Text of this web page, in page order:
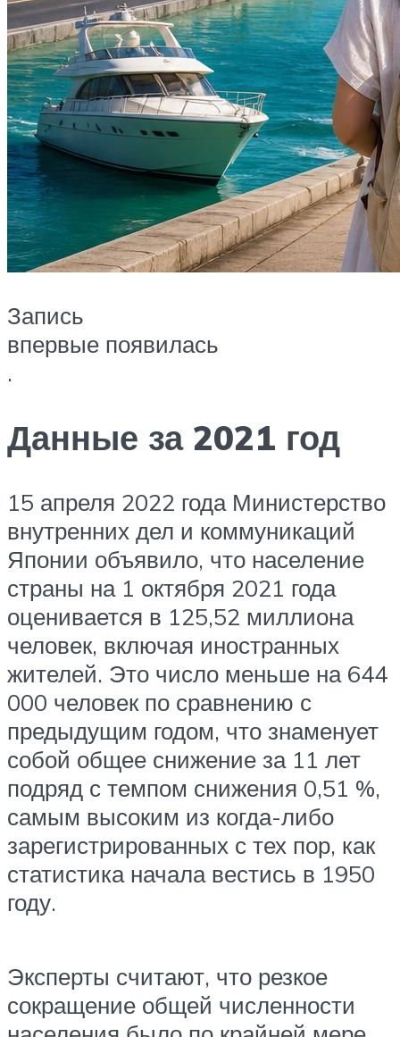
Запись
впервые появилась
.
Данные за 2021 год
15 апреля 2022 года Министерство
внутренних дел и коммуникаций
Японии объявило, что население
страны на 1 октября 2021 года
оценивается в 125,52 миллиона
человек, включая иностранных
жителей. Это число меньше на 644
000 человек по сравнению с
предыдущим годом, что знаменует
собой общее снижение за 11 лет
подряд с темпом снижения 0,51 %,
самым высоким из когда-либо
зарегистрированных с тех пор, как
статистика начала вестись в 1950
году.
Эксперты считают, что резкое
сокращение общей численности